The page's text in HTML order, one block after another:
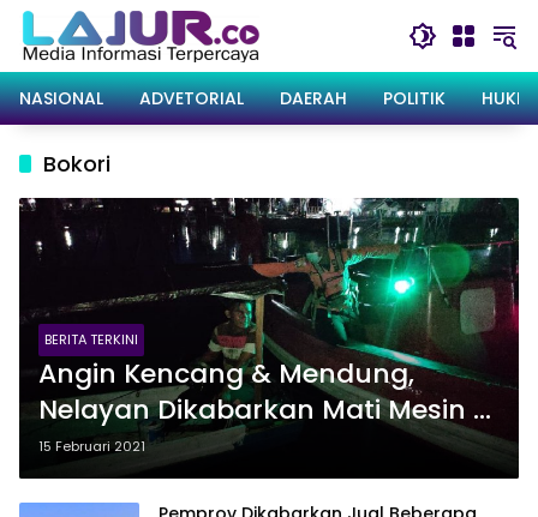
Langsung
konten
NASIONAL
ADVETORIAL DAERAH POLITIK
Bokori
BERITA TERKINI
Angin Kencang & Mendung,
Nelayan Dikabarkan Mati Mesin di
Sekitar Pulau Bokori
15 Februari 2021